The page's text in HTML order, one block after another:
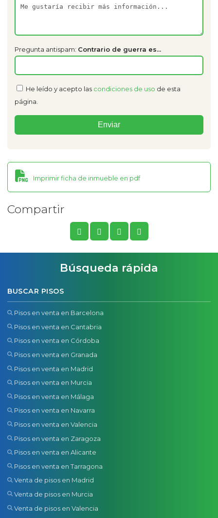
Pregunta antispam: Contrario de guerra es...
He leído y acepto las condiciones de uso de esta
página.
Imprimir ficha de inmueble en pdf
Compartir
Búsqueda rápida
BUSCAR PISOS
Pisos en venta en Barcelona
Pisos en venta en Cantabria
Pisos en venta en Córdoba
Pisos en venta en Granada
Pisos en venta en Madrid
Pisos en venta en Murcia
Pisos en venta en Málaga
Pisos en venta en Navarra
Pisos en venta en Valencia
Pisos en venta en Zaragoza
Pisos en venta en Alicante
Pisos en venta en Tarragona
Venta de pisos en Madrid
Venta de pisos en Murcia
Venta de pisos en Valencia